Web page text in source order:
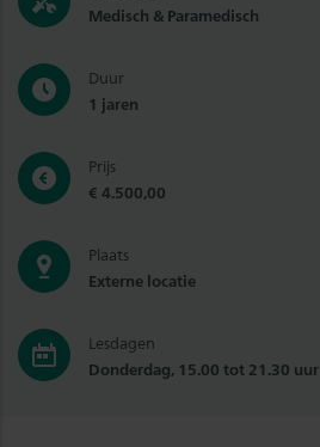
Medisch & Paramedisch
Duur
1 jaren
Prijs
€ 4.500,00
Plaats
Externe locatie
Lesdagen
Donderdag, 15.00 tot 21.30 uur